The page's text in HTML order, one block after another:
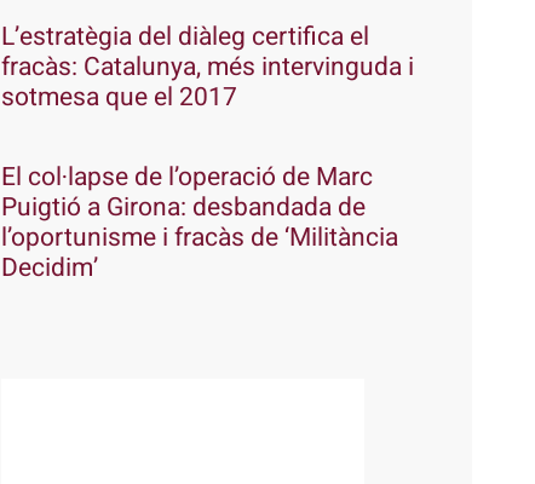
L’estratègia del diàleg certifica el
fracàs: Catalunya, més intervinguda i
sotmesa que el 2017
El col·lapse de l’operació de Marc
Puigtió a Girona: desbandada de
l’oportunisme i fracàs de ‘Militància
Decidim’